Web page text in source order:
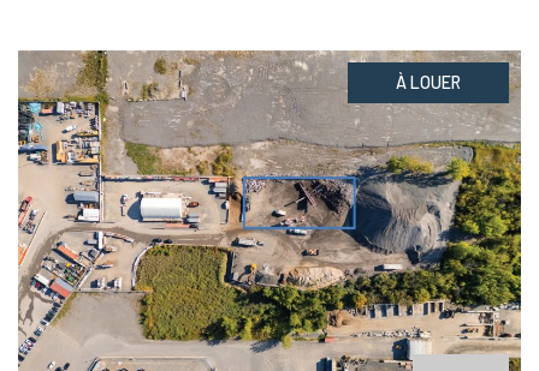
À LOUER